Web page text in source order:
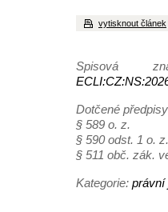
vytisknout článek
Spisová
Dotčené
§ 589 o. z.
§ 590 odst. 1 o. z.
§ 511 obč. zák.
Kategorie: právní